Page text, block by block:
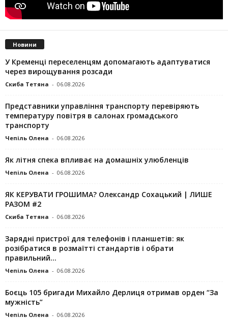
Новини
У Кременці переселенцям допомагають адаптуватися
через вирощування розсади
Скиба Тетяна - 06.08.2026
Представники управління транспорту перевіряють
температуру повітря в салонах громадського
транспорту
Чепіль Олена - 06.08.2026
Як літня спека впливає на домашніх улюбленців
Чепіль Олена - 06.08.2026
ЯК КЕРУВАТИ ГРОШИМА? Олександр Сохацький | ЛИШЕ
РАЗОМ #2
Скиба Тетяна - 06.08.2026
Зарядні пристрої для телефонів і планшетів: як
розібратися в розмаїтті стандартів і обрати
правильний...
Чепіль Олена - 06.08.2026
Боєць 105 бригади Михайло Дерлиця отримав орден “За
мужність”
Чепіль Олена - 06.08.2026